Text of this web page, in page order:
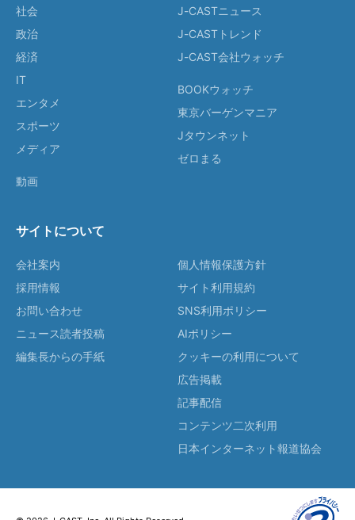
社会
政治
経済
IT
エンタメ
スポーツ
メディア
動画
J-CASTニュース
J-CASTトレンド
J-CAST会社ウォッチ
BOOKウォッチ
東京バーゲンマニア
Jタウンネット
ゼロまる
サイトについて
会社案内
採用情報
お問い合わせ
ニュース読者投稿
編集長からの手紙
個人情報保護方針
サイト利用規約
SNS利用ポリシー
AIポリシー
クッキーの利用について
広告掲載
記事配信
コンテンツ二次利用
日本インターネット報道協会